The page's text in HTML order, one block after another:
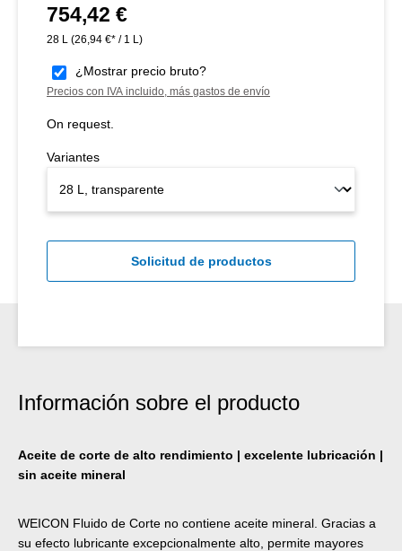
Precio normal:
754,42 €
28 L (26,94 €* / 1 L)
¿Mostrar precio bruto?
Precios con IVA incluido, más gastos de envío
On request.
Variantes
Solicitud de productos
Información sobre el producto
Aceite de corte de alto rendimiento | excelente lubricación |
sin aceite mineral
WEICON Fluido de Corte no contiene aceite mineral. Gracias a
su efecto lubricante excepcionalmente alto, permite mayores